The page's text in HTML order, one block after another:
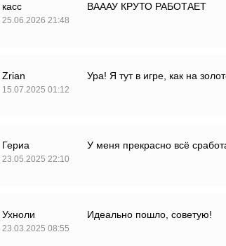
касс
25.06.2026 21:48
ВАААУ КРУТО РАБОТАЕТ
Zrian
15.07.2025 01:12
Ура! Я тут в игре, как на
Гериа
23.05.2025 22:10
У меня прекрасно всё
Ухноли
23.03.2025 08:55
Идеально пошло, советую!